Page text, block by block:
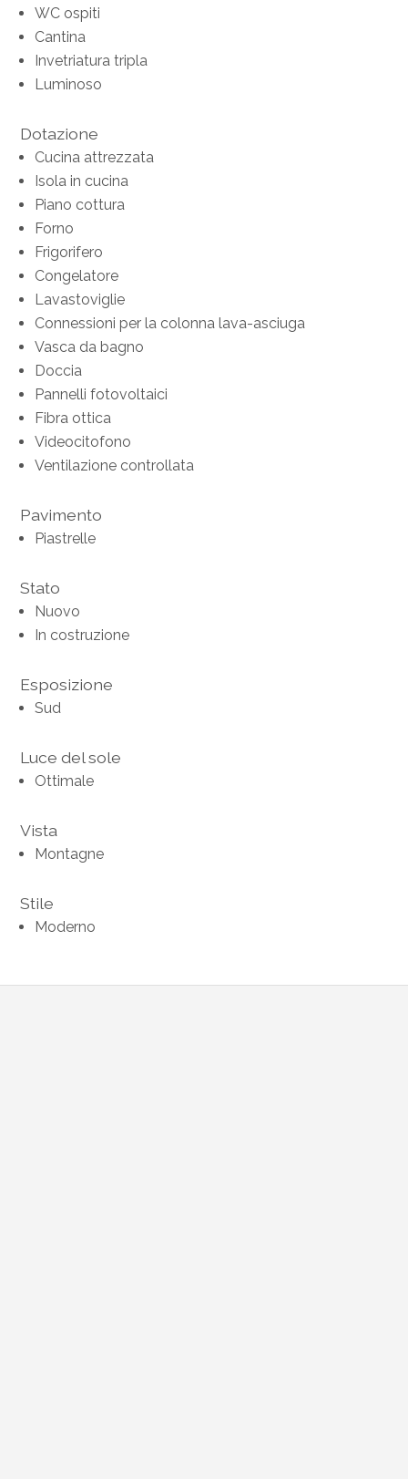
WC ospiti
Cantina
Invetriatura tripla
Luminoso
Dotazione
Cucina attrezzata
Isola in cucina
Piano cottura
Forno
Frigorifero
Congelatore
Lavastoviglie
Connessioni per la colonna lava-asciuga
Vasca da bagno
Doccia
Pannelli fotovoltaici
Fibra ottica
Videocitofono
Ventilazione controllata
Pavimento
Piastrelle
Stato
Nuovo
In costruzione
Esposizione
Sud
Luce del sole
Ottimale
Vista
Montagne
Stile
Moderno